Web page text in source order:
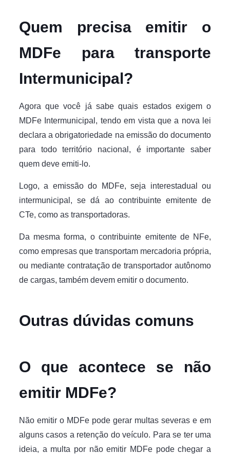
Quem precisa emitir o
MDFe para transporte
Intermunicipal?
Agora que você já sabe quais estados exigem o
MDFe Intermunicipal, tendo em vista que a nova lei
declara a obrigatoriedade na emissão do documento
para todo território nacional, é importante saber
quem deve emiti-lo.
Logo, a emissão do MDFe, seja interestadual ou
intermunicipal, se dá ao contribuinte emitente de
CTe, como as transportadoras.
Da mesma forma, o contribuinte emitente de NFe,
como empresas que transportam mercadoria própria,
ou mediante contratação de transportador autônomo
de cargas, também devem emitir o documento.
Outras dúvidas comuns
O que acontece se não
emitir MDFe?
Não emitir o MDFe pode gerar multas severas e em
alguns casos a retenção do veículo. Para se ter uma
ideia, a multa por não emitir MDFe pode chegar a